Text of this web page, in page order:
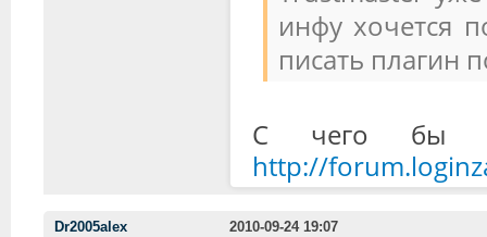
инфу хочется
писать плагин
С чего бы
http://
Dr2005alex 2010-09-24 19:07